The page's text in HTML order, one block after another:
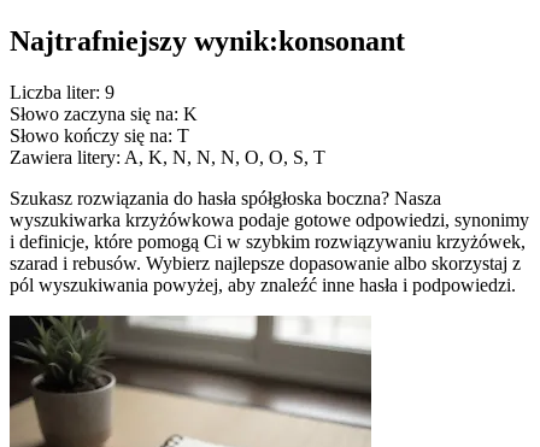
Najtrafniejszy wynik:konsonant
Liczba liter: 9
Słowo zaczyna się na: K
Słowo kończy się na: T
Zawiera litery: A, K, N, N, N, O, O, S, T
Szukasz rozwiązania do hasła spółgłoska boczna? Nasza
wyszukiwarka krzyżówkowa podaje gotowe odpowiedzi, synonimy
i definicje, które pomogą Ci w szybkim rozwiązywaniu krzyżówek,
szarad i rebusów. Wybierz najlepsze dopasowanie albo skorzystaj z
pól wyszukiwania powyżej, aby znaleźć inne hasła i podpowiedzi.